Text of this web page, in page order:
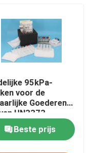
95kPa-
voor de
Goederen
UN3373,
de Zakken van
Beste prijs